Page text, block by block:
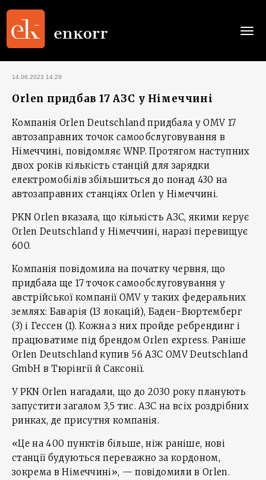
14.06.2023 14:29
Orlen придбав 17 АЗС у Німеччині
Компанія Orlen Deutschland придбала у OMV 17
автозаправних точок самообслуговування в
Німеччині, повідомляє WNP. Протягом наступних
двох років кількість станцій для зарядки
електромобілів збільшиться до понад 430 на
автозаправних станціях Orlen у Німеччині.
PKN Orlen вказала, що кількість АЗС, якими керує
Orlen Deutschland у Німеччині, наразі перевищує
600.
Компанія повідомила на початку червня, що
придбала ще 17 точок самообслуговування у
австрійської компанії OMV у таких федеральних
землях: Баварія (13 локацій), Баден-Вюртемберг
(3) і Гессен (1). Кожна з них пройде ребрендинг і
працюватиме під брендом Orlen express. Раніше
Orlen Deutschland купив 56 АЗС OMV Deutschland
GmbH в Тюрінгії й Саксонії.
У PKN Orlen нагадали, що до 2030 року планують
запустити загалом 3,5 тис. АЗС на всіх роздрібних
ринках, де присутня компанія.
«Це на 400 пунктів більше, ніж раніше, нові
станції будуються переважно за кордоном,
зокрема в Німеччині», — повідомили в Orlen.